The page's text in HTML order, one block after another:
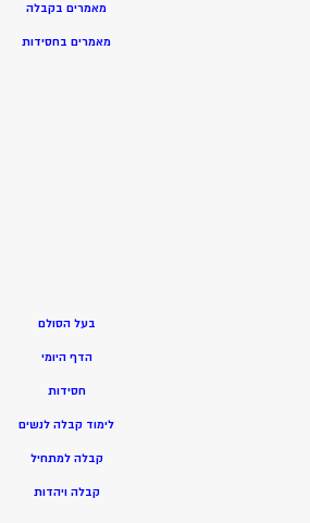
מאמרים בקבלה
מאמרים בחסידות
בעל הסולם
הדף היומי
חסידות
לימוד קבלה לנשים
קבלה למתחיל
קבלה ויהדות